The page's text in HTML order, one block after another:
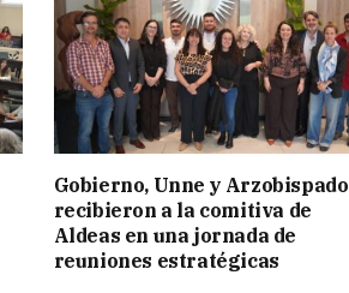
Gobierno, Unne y Arzobispado
recibieron a la comitiva de
Aldeas en una jornada de
reuniones estratégicas